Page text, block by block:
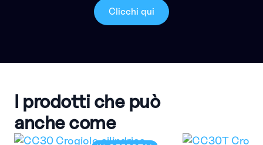
Clicchi qui
I prodotti che può
anche come